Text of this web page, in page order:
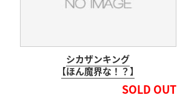
シカザンキング
【ほん魔界な！？】
SOLD OUT